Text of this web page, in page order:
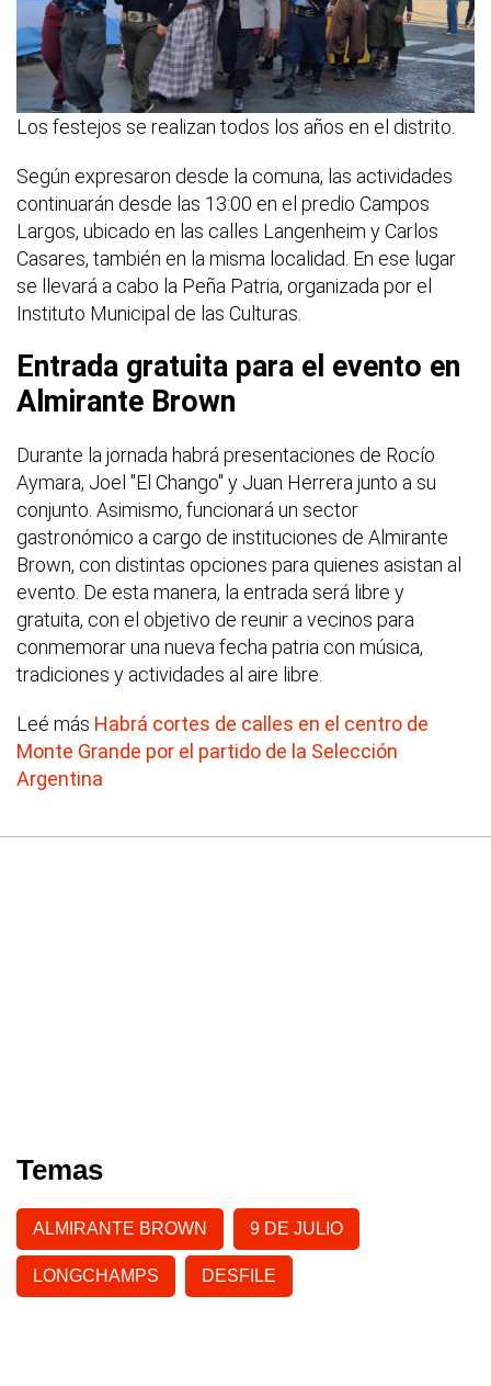
Los festejos se realizan todos los años en el distrito.
Según expresaron desde la comuna, las actividades
continuarán desde las 13:00 en el predio Campos
Largos, ubicado en las calles Langenheim y Carlos
Casares, también en la misma localidad. En ese lugar
se llevará a cabo la Peña Patria, organizada por el
Instituto Municipal de las Culturas.
Entrada gratuita para el evento en
Almirante Brown
Durante la jornada habrá presentaciones de Rocío
Aymara, Joel "El Chango" y Juan Herrera junto a su
conjunto. Asimismo, funcionará un sector
gastronómico a cargo de instituciones de Almirante
Brown, con distintas opciones para quienes asistan al
evento. De esta manera, la entrada será libre y
gratuita, con el objetivo de reunir a vecinos para
conmemorar una nueva fecha patria con música,
tradiciones y actividades al aire libre.
Leé más Habrá cortes de calles en el centro de
Monte Grande por el partido de la Selección
Argentina
Temas
ALMIRANTE BROWN 9 DE JULIO
LONGCHAMPS DESFILE